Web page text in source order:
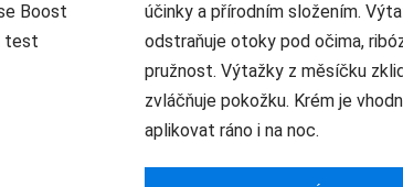
účinky a přírodním složením.
odstraňuje otoky pod očima,
pružnost. Výtažky z měsíčku
zvláčňuje pokožku. Krém je
aplikovat ráno i na noc.